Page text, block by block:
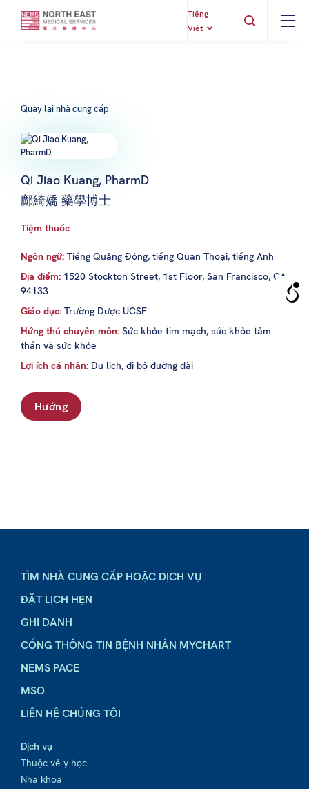
Tiếng
Việt
Quay lại nhà cung cấp
Qi Jiao Kuang, PharmD
鄺綺嬌 藥學博士
Tiệm thuốc
Ngôn ngữ: Tiếng Quảng Đông, tiếng Quan Thoại, tiếng Anh
Địa điểm: 1520 Stockton Street, 1st Floor, San Francisco, CA
94133
Giáo dục: Trường Dược UCSF
Hứng thú chuyên môn: Sức khỏe tim mạch, sức khỏe tâm
thần và sức khỏe
Lợi ích cá nhân: Du lịch, đi bộ đường dài
Hướng
TÌM NHÀ CUNG CẤP HOẶC DỊCH VỤ
ĐẶT LỊCH HẸN
GHI DANH
CỔNG THÔNG TIN BỆNH NHÂN MYCHART
NEMS PACE
MSO
LIÊN HỆ CHÚNG TÔI
Dịch vụ
Thuộc về y học
Nha khoa